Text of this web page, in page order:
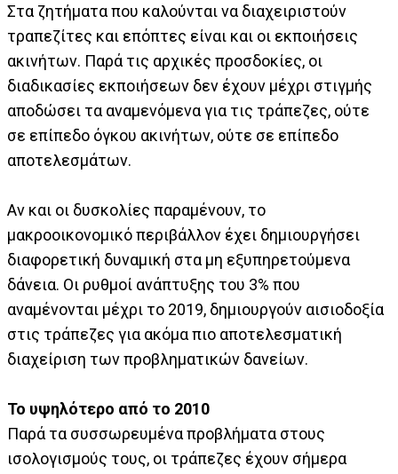
Στα ζητήματα που καλούνται να διαχειριστούν
τραπεζίτες και επόπτες είναι και οι εκποιήσεις
ακινήτων. Παρά τις αρχικές προσδοκίες, οι
διαδικασίες εκποιήσεων δεν έχουν μέχρι στιγμής
αποδώσει τα αναμενόμενα για τις τράπεζες, ούτε
σε επίπεδο όγκου ακινήτων, ούτε σε επίπεδο
αποτελεσμάτων.
Αν και οι δυσκολίες παραμένουν, το
μακροοικονομικό περιβάλλον έχει δημιουργήσει
διαφορετική δυναμική στα μη εξυπηρετούμενα
δάνεια. Οι ρυθμοί ανάπτυξης του 3% που
αναμένονται μέχρι το 2019, δημιουργούν αισιοδοξία
στις τράπεζες για ακόμα πιο αποτελεσματική
διαχείριση των προβληματικών δανείων.
Το υψηλότερο από το 2010
Παρά τα συσσωρευμένα προβλήματα στους
ισολογισμούς τους, οι τράπεζες έχουν σήμερα